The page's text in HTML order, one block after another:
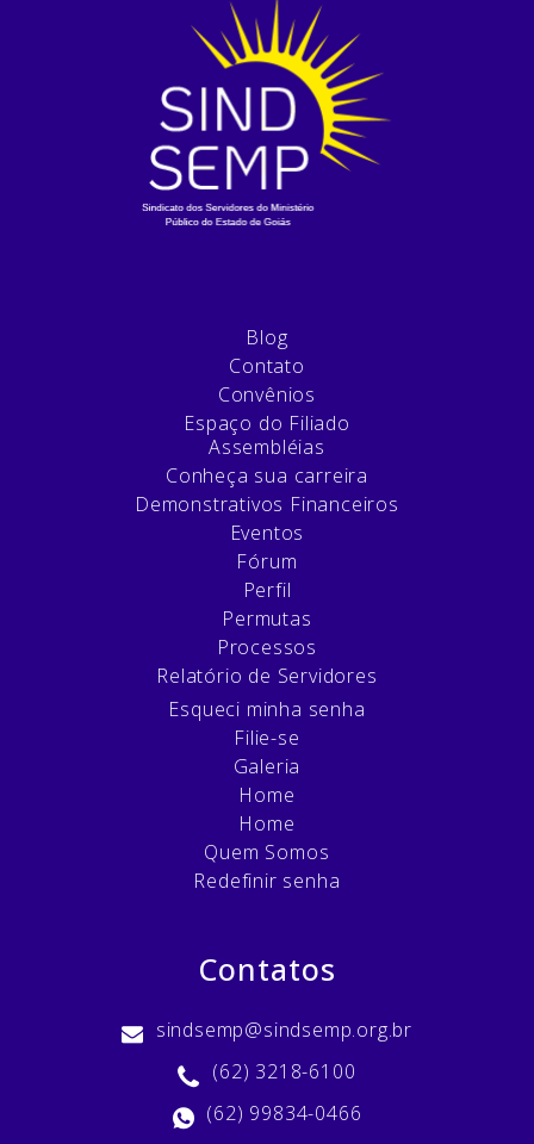
Blog
Contato
Convênios
Espaço do Filiado
Assembléias
Conheça sua carreira
Demonstrativos Financeiros
Eventos
Fórum
Perfil
Permutas
Processos
Relatório de Servidores
Esqueci minha senha
Filie-se
Galeria
Home
Home
Quem Somos
Redefinir senha
Contatos
sindsemp@sindsemp.org.br
(62) 3218-6100
(62) 99834-0466